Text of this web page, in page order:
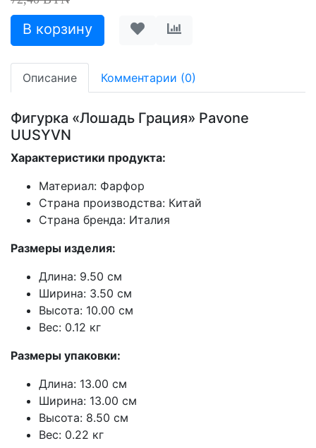
Описание Комментарии (0)
Фигурка «Лошадь Грация» Pavone
UUSYVN
Характеристики продукта:
Материал: Фарфор
Страна производства: Китай
Страна бренда: Италия
Размеры изделия:
Длина: 9.50 см
Ширина: 3.50 см
Высота: 10.00 см
Вес: 0.12 кг
Размеры упаковки:
Длина: 13.00 см
Ширина: 13.00 см
Высота: 8.50 см
Вес: 0.22 кг